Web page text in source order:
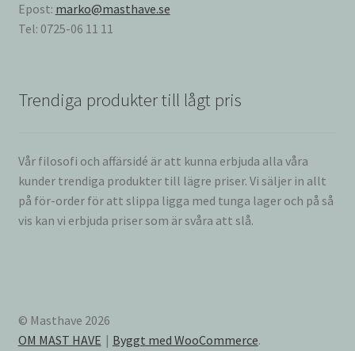
Epost: marko@masthave.se
Tel: 0725-06 11 11
Trendiga produkter till lågt pris
Vår filosofi och affärsidé är att kunna erbjuda alla våra
kunder trendiga produkter till lägre priser. Vi säljer in allt
på för-order för att slippa ligga med tunga lager och på så
vis kan vi erbjuda priser som är svåra att slå.
© Masthave 2026
OM MAST HAVE
Byggt med WooCommerce.